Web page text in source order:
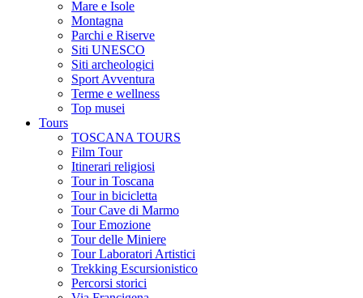
Mare e Isole
Montagna
Parchi e Riserve
Siti UNESCO
Siti archeologici
Sport Avventura
Terme e wellness
Top musei
Tours
TOSCANA TOURS
Film Tour
Itinerari religiosi
Tour in Toscana
Tour in bicicletta
Tour Cave di Marmo
Tour Emozione
Tour delle Miniere
Tour Laboratori Artistici
Trekking Escursionistico
Percorsi storici